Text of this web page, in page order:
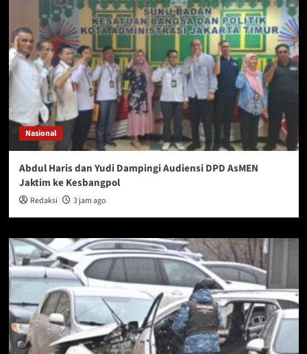
Nasional
Abdul Haris dan Yudi Dampingi Audiensi DPD AsMEN
Jaktim ke Kesbangpol
Redaksi 3 jam ago